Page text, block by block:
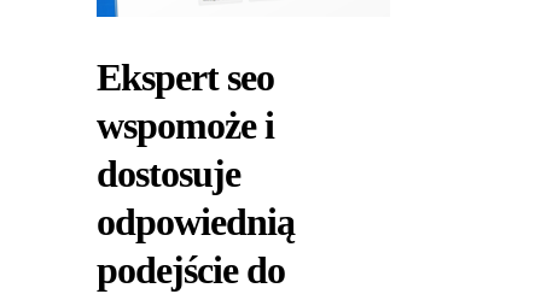
Ekspert seo
wspomoże i
dostosuje
odpowiednią
podejście do